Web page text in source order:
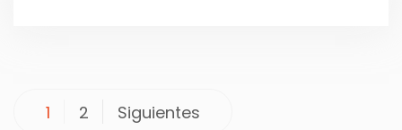
Paginación
1 2 Siguientes